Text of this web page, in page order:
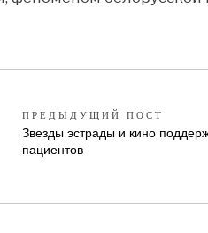
ПРЕДЫДУЩИЙ ПОСТ
Звезды эстрады и кино
пациентов